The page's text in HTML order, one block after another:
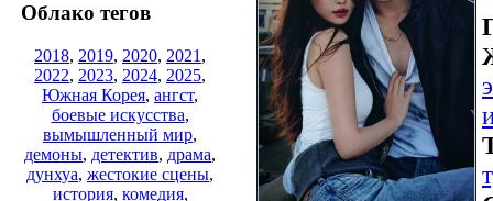
Облако тегов
2018, 2019, 2020, 2021 ,
2022, 2023, 2024, 2025,
Южная Корея, ангст,
боевые искусства,
вымышленный мир,
демоны, детектив, драма,
дунхуа, жестокие сцены,
история, комедия,